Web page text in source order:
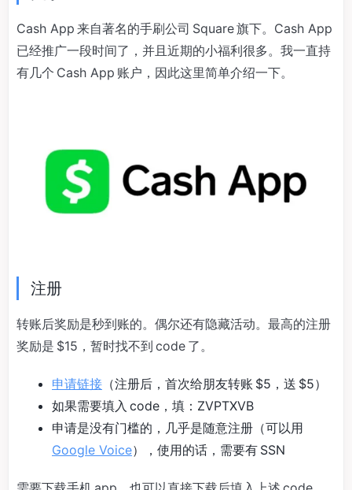
Cash App 来自著名的手刷公司 Square 旗下。Cash App
已经推广一段时间了，并且近期的小福利很多。我一直持
有几个 Cash App 账户，因此这里简单介绍一下。
注册
转账后奖励是秒到账的。偶尔还有隐藏活动。最高的注册
奖励是 $15，暂时找不到 code 了。
申请链接 （注册后，首次给朋友转账 $5，送 $5）
如果需要填入 code，填：ZVPTXVB
申请是没有门槛的，几乎是随意注册（可以用
Google Voice），使用的话，需要有 SSN